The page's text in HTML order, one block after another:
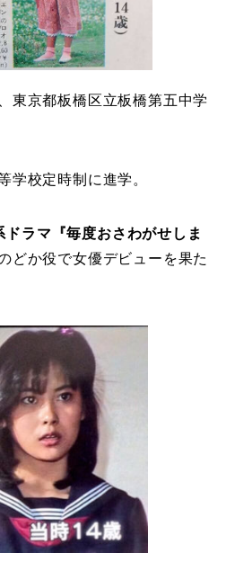
東京都板橋区立板橋第五中学
学校定時制に進学。
ラマ『毎度おさわがせしま
どか役で女優デビューを果た